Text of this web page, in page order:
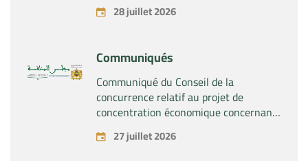
28 juillet 2026
Communiqués
Communiqué du Conseil de la
concurrence relatif au projet de
concentration économique concernant
la prise du contrôle exclusif par la
société « Substipharm SAS » des actifs
27 juillet 2026